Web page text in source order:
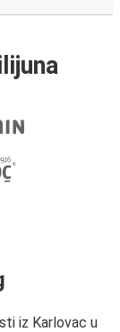
iz Karlovac u